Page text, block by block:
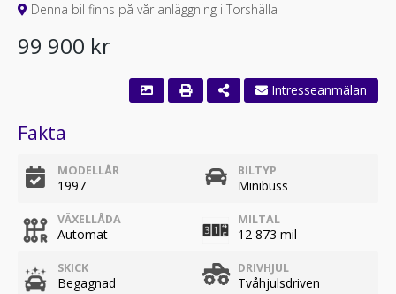
Denna bil finns på vår anläggning i Torshälla
99 900 kr
Intresseanmälan
Fakta
MODELLÅR
1997
BILTYP
Minibuss
VÄXELLÅDA
Automat
MILTAL
12 873 mil
SKICK
Begagnad
DRIVHJUL
Tvåhjulsdriven